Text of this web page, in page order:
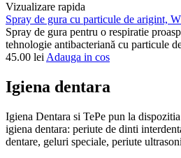
Vizualizare rapida
Spray de gura cu particule de arigint,
Spray de gura pentru o respiratie
tehnologie antibacteriană cu particule
45.00 lei Adauga in cos
Igiena dentara
Igiena Dentara si TePe pun la
igiena dentara: periute de dinti
dentare, geluri speciale, periute